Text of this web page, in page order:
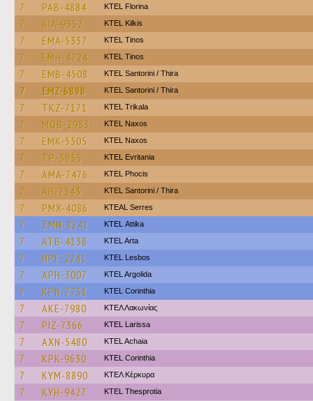
7 PAB-4884 KTEL Florina
7 KIA-9352 KTEL Kilkis
7 EMA-5337 KTEL Tinos
7 EMH-4724 KTEL Tinos
7 EMB-4508 KTEL Santorini / Thira
7 EMZ-6898 KTEL Santorini / Thira
7 TKZ-7171 ΚΤΕL Τrikala
7 MOB-2983 KTEL Naxos
7 EMK-5505 KTEL Naxos
7 TP-3855 ΚΤΕL Evritania
7 AMA-7476 ΚΤΕL Phocis
7 AH-7543 KTEL Santorini / Thira
7 PMX-4086 KTEAL Serres
7 ZMN-8241 KΤΕL Αttika
7 ATB-4138 KTEL Arta
7 HPE-2241 KTEL Lesbos
7 APH-3007 KTEL Argolida
7 KPN-7751 KTEL Corinthia
7 AKE-7980 ΚΤΕΛ Λακωνίας
7 PIZ-7366 KTEL Larissa
7 AXN-5480 KTEL Achaia
7 KPK-9630 KTEL Corinthia
7 KYM-8890 ΚΤΕΛ Κέρκυρα
7 KYH-9427 KTEL Thesprotia